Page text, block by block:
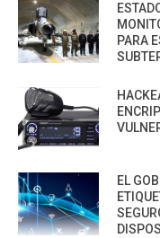
PARA
EL